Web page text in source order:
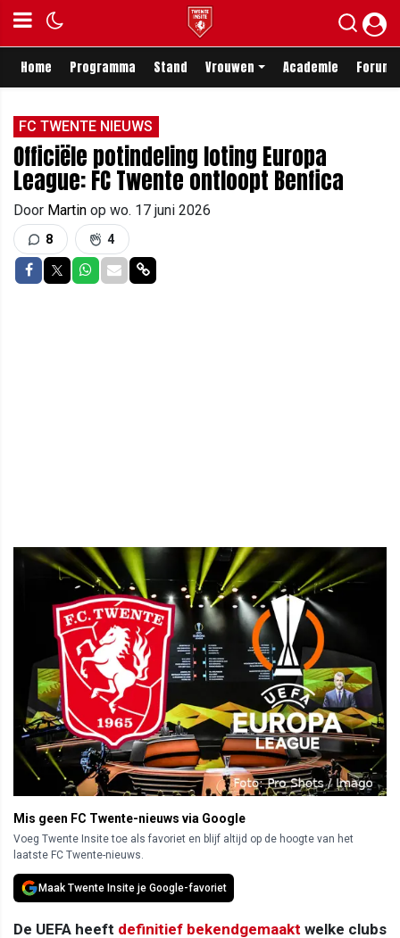
Home Programma Stand Vrouwen Academie Forum
FC TWENTE NIEUWS
Officiële potindeling loting Europa
League: FC Twente ontloopt Benfica
Door Martin op wo. 17 juni 2026
8 4
Delen op Facebook
Delen op Twitter
Delen op Whatsapp
Delen via Mail
Delen via link
Mis geen FC Twente-nieuws via Google
Voeg Twente Insite toe als favoriet en blijf altijd op de hoogte van het
laatste FC Twente-nieuws.
Maak Twente Insite je Google-favoriet
De UEFA heeft definitief bekendgemaakt welke clubs